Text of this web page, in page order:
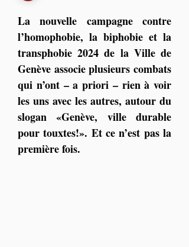
La nouvelle campagne contre
l’homophobie, la biphobie et la
transphobie 2024 de la Ville de
Genève associe plusieurs combats
qui n’ont – a priori – rien à voir
les uns avec les autres, autour du
slogan «Genève, ville durable
pour touxtes!». Et ce n’est pas la
première fois.